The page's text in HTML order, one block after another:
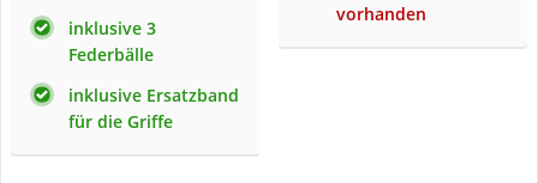
inklusive 3
Federbälle
inklusive Ersatzband
für die Griffe
vorhanden